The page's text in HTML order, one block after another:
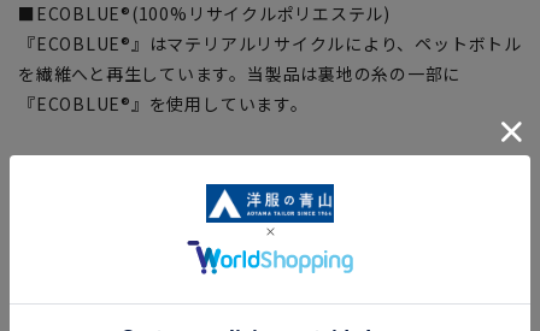
■ECOBLUE®(100%リサイクルポリエステル)
『ECOBLUE®』はマテリアルリサイクルにより、ペットボトル
を繊維へと再生しています。当製品は裏地の糸の一部に
『ECOBLUE®』を使用しています。
【商品に関するご注意】
■商品画像はサンプルのため、色味やサイズ等の仕様に変更が